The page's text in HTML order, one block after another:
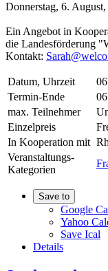
Donnerstag, 6.
Ein Angebot in
die Landesförderung
Kontakt:
Datum, Uhrzeit
Termin-Ende
max. Teilnehmer
Einzelpreis
In Kooperation mit
Veranstaltungs-
Kategorien
Save to
Google
Yahoo
Save Ical
Details